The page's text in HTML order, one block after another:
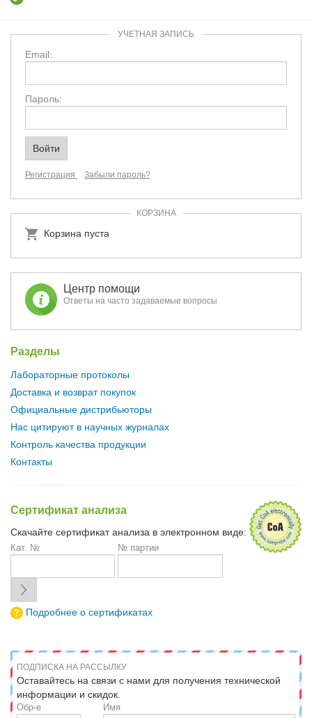
УЧЕТНАЯ ЗАПИСЬ
Email:
Пароль:
Регистрация Забыли пароль?
КОРЗИНА
Корзина пуста
Центр помощи
Ответы на часто задаваемые вопросы
Разделы
Лабораторные протоколы
Доставка и возврат покупок
Официальные дистрибьюторы
Нас цитируют в научных журналах
Контроль качества продукции
Контакты
Сертификат анализа
Скачайте сертификат анализа в электронном виде:
Кат. № № партии
Подробнее о сертификатах
ПОДПИСКА НА РАССЫЛКУ
Оставайтесь на связи с нами для получения технической
информации и скидок.
Обр-е Имя